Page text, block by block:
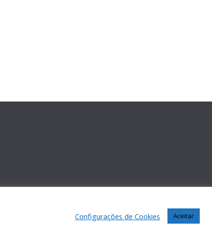
Configurações de Cookies Aceitar